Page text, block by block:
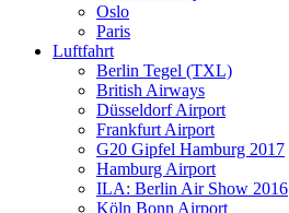
Oslo
Paris
Luftfahrt
Berlin Tegel (TXL)
British Airways
Düsseldorf Airport
Frankfurt Airport
G20 Gipfel Hamburg 2017
Hamburg Airport
ILA: Berlin Air Show 2016
Köln Bonn Airport